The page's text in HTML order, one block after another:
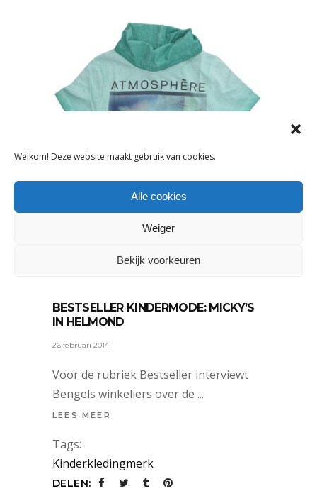
Welkom! Deze website maakt gebruik van cookies.
Alle cookies
Weiger
Bekijk voorkeuren
BESTSELLER KINDERMODE: MICKY’S
IN HELMOND
26 februari 2014
Voor de rubriek Bestseller interviewt
Bengels winkeliers over de
LEES MEER
Tags:
Kinderkledingmerk
DELEN: